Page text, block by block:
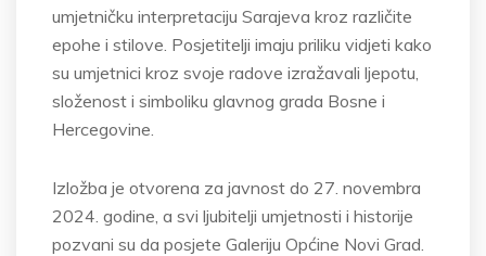
umjetničku interpretaciju Sarajeva kroz različite
epohe i stilove. Posjetitelji imaju priliku vidjeti kako
su umjetnici kroz svoje radove izražavali ljepotu,
složenost i simboliku glavnog grada Bosne i
Hercegovine.
Izložba je otvorena za javnost do 27. novembra
2024. godine, a svi ljubitelji umjetnosti i historije
pozvani su da posjete Galeriju Općine Novi Grad.